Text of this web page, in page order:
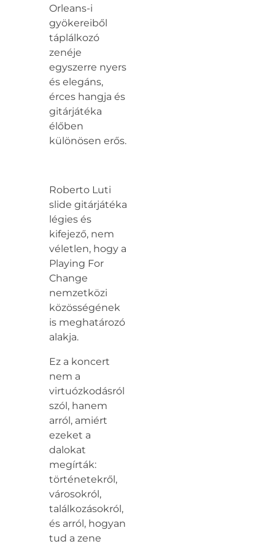
Orleans-i
gyökereiből
táplálkozó
zenéje
egyszerre nyers
és elegáns,
érces hangja és
gitárjátéka
élőben
különösen erős.
Roberto Luti
slide gitárjátéka
légies és
kifejező, nem
véletlen, hogy a
Playing For
Change
nemzetközi
közösségének
is meghatározó
alakja.
Ez a koncert
nem a
virtuózkodásról
szól, hanem
arról, amiért
ezeket a
dalokat
megírták:
történetekről,
városokról,
találkozásokról,
és arról, hogyan
tud a zene